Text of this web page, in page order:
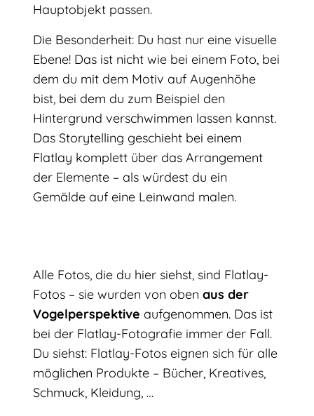
Hauptobjekt passen.
Die Besonderheit: Du hast nur eine visuelle
Ebene! Das ist nicht wie bei einem Foto, bei
dem du mit dem Motiv auf Augenhöhe
bist, bei dem du zum Beispiel den
Hintergrund verschwimmen lassen kannst.
Das Storytelling geschieht bei einem
Flatlay komplett über das Arrangement
der Elemente – als würdest du ein
Gemälde auf eine Leinwand malen.
Alle Fotos, die du hier siehst, sind Flatlay-
Fotos – sie wurden von oben aus der
Vogelperspektive aufgenommen. Das ist
bei der Flatlay-Fotografie immer der Fall.
Du siehst: Flatlay-Fotos eignen sich für alle
möglichen Produkte – Bücher, Kreatives,
Schmuck, Kleidung, …